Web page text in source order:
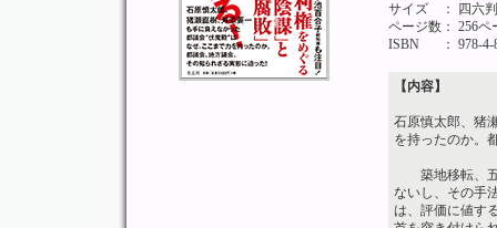
サイズ
： 四六
ページ数： 256ペ
ISBN
： 978-
【内容】
石原慎太郎、猪
を持ったのか。
築地移転、五
ないし、その手
は、評価に値す